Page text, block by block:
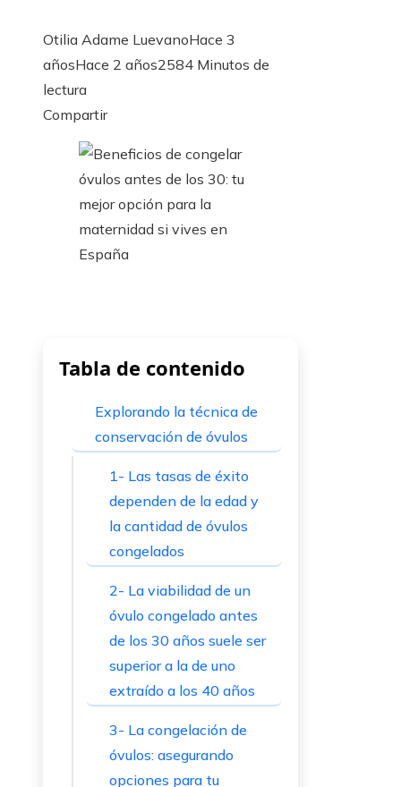
Otilia Adame LuevanoHace 3
añosHace 2 años2584 Minutos de
lectura
Facebook
Twitter
LinkedIn
Pinterest
Stumbleupon
Email
Compartir
Tabla de contenido
Explorando la técnica de
conservación de óvulos
1- Las tasas de éxito
dependen de la edad y
la cantidad de óvulos
congelados
2- La viabilidad de un
óvulo congelado antes
de los 30 años suele ser
superior a la de uno
extraído a los 40 años
3- La congelación de
óvulos: asegurando
opciones para tu